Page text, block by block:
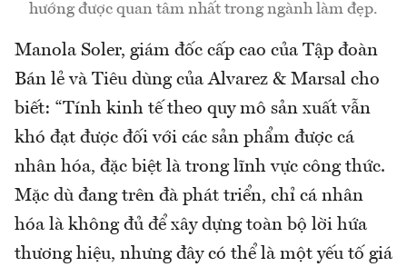
hướng được quan tâm nhất trong ngành làm đẹp.
Manola Soler, giám đốc cấp cao của Tập đoàn
Bán lẻ và Tiêu dùng của Alvarez & Marsal cho
biết: “Tính kinh tế theo quy mô sản xuất vẫn
khó đạt được đối với các sản phẩm được cá
nhân hóa, đặc biệt là trong lĩnh vực công thức.
Mặc dù đang trên đà phát triển, chỉ cá nhân
hóa là không đủ để xây dựng toàn bộ lời hứa
thương hiệu, nhưng đây có thể là một yếu tố giá